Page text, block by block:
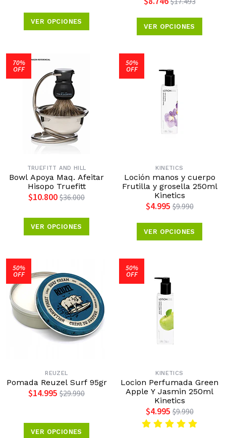
VER OPCIONES
VER OPCIONES
70%
OFF
TRUEFITT AND HILL
Bowl Apoya Maq. Afeitar
Hisopo Truefitt
$10.800 $36.000
VER OPCIONES
50%
OFF
KINETICS
Loción manos y cuerpo
Frutilla y grosella 250ml
Kinetics
$4.995 $9.990
VER OPCIONES
50%
OFF
REUZEL
Pomada Reuzel Surf 95gr
$14.995 $29.990
VER OPCIONES
50%
OFF
KINETICS
Locion Perfumada Green
Apple Y Jasmin 250ml
Kinetics
$4.995 $9.990